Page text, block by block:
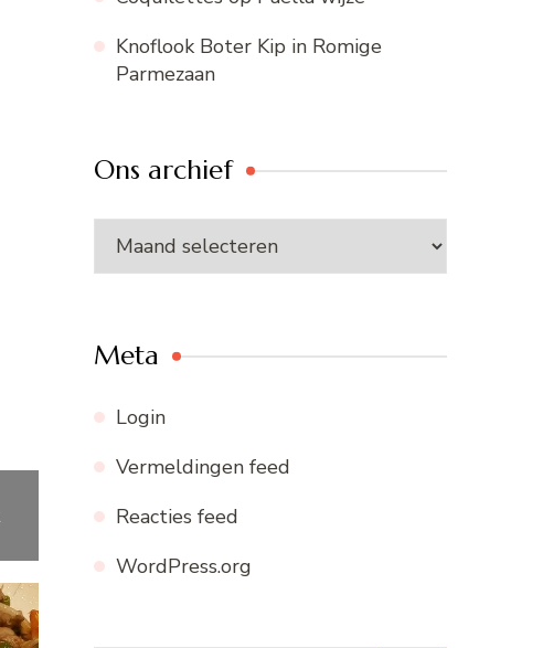
Knoflook Boter Kip in Romige
Parmezaan
Ons archief
Ons
archief
Meta
Login
Vermeldingen feed
Reacties feed
WordPress.org